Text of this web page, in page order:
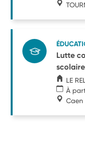
Lutte
LE
À
Caen